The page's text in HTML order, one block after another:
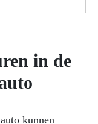
in de
kunnen